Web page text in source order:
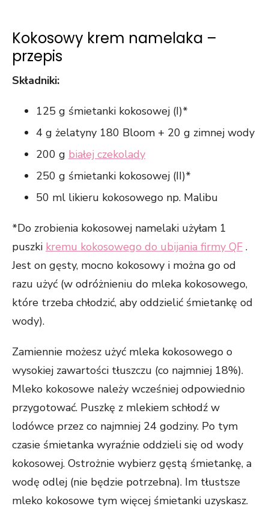
Kokosowy krem namelaka –
przepis
Składniki:
125 g śmietanki kokosowej (I)*
4 g żelatyny 180 Bloom + 20 g zimnej wody
200 g białej czekolady
250 g śmietanki kokosowej (II)*
50 ml likieru kokosowego np. Malibu
*Do zrobienia kokosowej namelaki użyłam 1
puszki kremu kokosowego do ubijania firmy QF .
Jest on gęsty, mocno kokosowy i można go od
razu użyć (w odróżnieniu do mleka kokosowego,
które trzeba chłodzić, aby oddzielić śmietankę od
wody).
Zamiennie możesz użyć mleka kokosowego o
wysokiej zawartości tłuszczu (co najmniej 18%).
Mleko kokosowe należy wcześniej odpowiednio
przygotować. Puszkę z mlekiem schłodź w
lodówce przez co najmniej 24 godziny. Po tym
czasie śmietanka wyraźnie oddzieli się od wody
kokosowej. Ostrożnie wybierz gęstą śmietankę, a
wodę odlej (nie będzie potrzebna). Im tłustsze
mleko kokosowe tym więcej śmietanki uzyskasz.